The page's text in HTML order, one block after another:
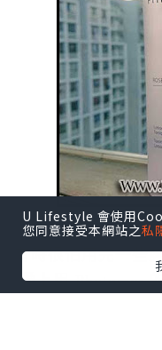
有時很怕用完一些
愛上用 Phytomer
U Lifestyle 會使用
您同意接受本網站之私